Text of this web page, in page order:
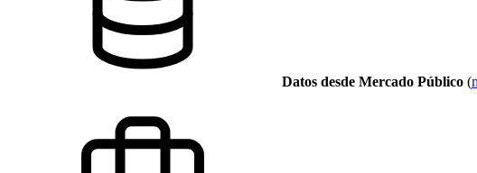
Datos desde Mercado Público (